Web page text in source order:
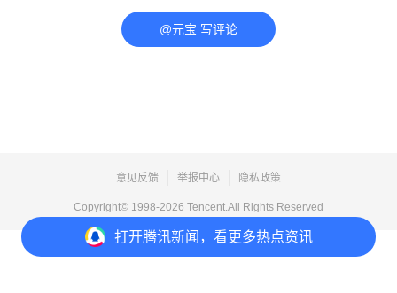
打开腾讯新闻，看更多热点资讯
@元宝 写评论
意见反馈 举报中心 隐私政策
Copyright© 1998-2026 Tencent.All Rights Reserved